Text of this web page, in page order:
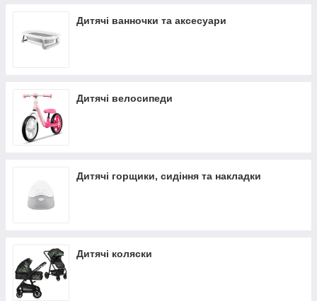
Дитячі ванночки та аксесуари
Дитячі велосипеди
Дитячі горщики, сидіння та накладки
Дитячі коляски